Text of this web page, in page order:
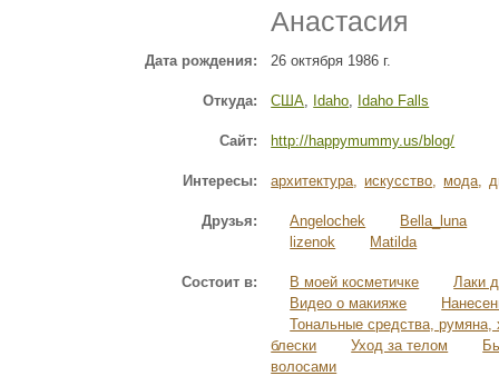
Анастасия
Дата рождения: 26 октября 1986 г.
Откуда: США Idaho Idaho Falls
Сайт: http://happymummy.us/blog/
Интересы: архитектура искусство мода
Друзья: Angelochek
Bella_luna
lizenok
Matilda
Состоит в: В моей косметичке
Лаки
Видео о макияже
Тональные средства, румяна,
блески
Уход за телом
волосами